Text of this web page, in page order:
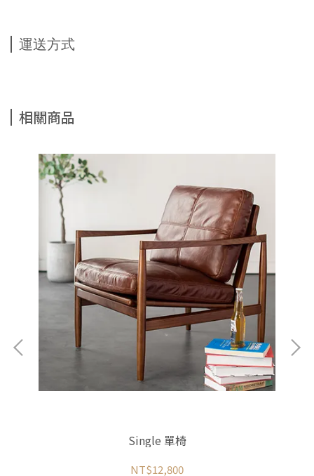
運送方式
相關商品
Single 單椅
NT$12,800